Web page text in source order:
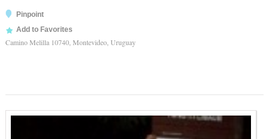
Pinpoint
Add to Favorites
Camino Melilla 10740, Montevideo, Uruguay